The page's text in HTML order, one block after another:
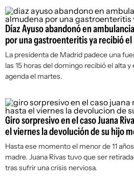
Díaz Ayuso abandonó en
por una gastroenteritis ya recibió
La presidenta de Madrid padece una
las 15 horas del domingo recibió el alta
agenda el martes.
Giro sorpresivo en el caso Juana
el viernes la devolución de su hijo
Hasta ese momento el menor de 11
madre. Juana Rivas tuvo que ser
tras sufrir una crisis nerviosa.